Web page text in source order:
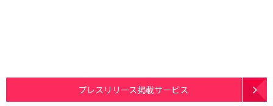
プレスリリース掲載サービス